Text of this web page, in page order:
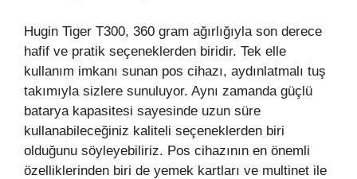
Hugin Tiger T300, 360 gram ağırlığıyla son derece
hafif ve pratik seçeneklerden biridir. Tek elle
kullanım imkanı sunan pos cihazı, aydınlatmalı tuş
takımıyla sizlere sunuluyor. Aynı zamanda güçlü
batarya kapasitesi sayesinde uzun süre
kullanabileceğiniz kaliteli seçeneklerden biri
olduğunu söyleyebiliriz. Pos cihazının en önemli
özelliklerinden biri de yemek kartları ve multinet ile